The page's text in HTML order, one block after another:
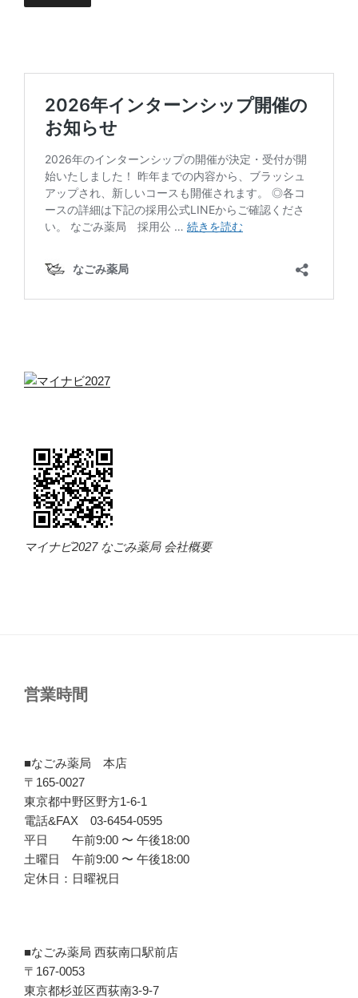
マイナビ2027 なごみ薬局 会社概要
営業時間
■なごみ薬局 本店
〒165-0027
東京都中野区野方1-6-1
電話&FAX 03-6454-0595
平日 午前9:00 〜 午後18:00
土曜日 午前9:00 〜 午後18:00
定休日：日曜祝日
■なごみ薬局 西荻南口駅前店
〒167-0053
東京都杉並区西荻南3-9-7